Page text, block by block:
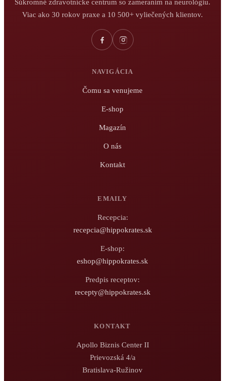
Súkromné zdravotnícke centrum so zameraním na neurológiu.
Viac ako 30 rokov praxe a 10 500+ vyliečených klientov.
NAVIGÁCIA
Čomu sa venujeme
E-shop
Magazín
O nás
Kontakt
EMAILY
Recepcia:
recepcia@hippokrates.sk
E-shop:
eshop@hippokrates.sk
Predpis receptov:
recepty@hippokrates.sk
KONTAKT
Apollo Biznis Center II
Prievozská 4/a
Bratislava-Ružinov